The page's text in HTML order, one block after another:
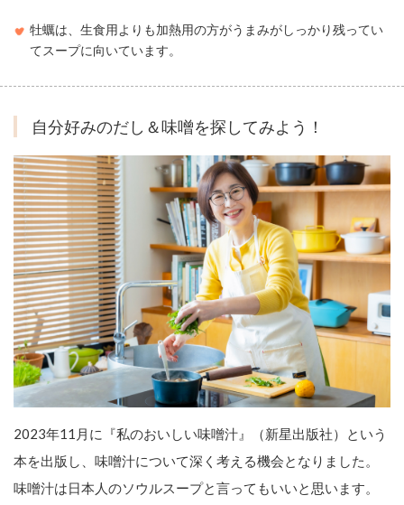
牡蠣は、生食用よりも加熱用の方がうまみがしっかり残ってい
てスープに向いています。
自分好みのだし＆味噌を探してみよう！
2023年11月に『私のおいしい味噌汁』（新星出版社）という
本を出版し、味噌汁について深く考える機会となりました。
味噌汁は日本人のソウルスープと言ってもいいと思います。